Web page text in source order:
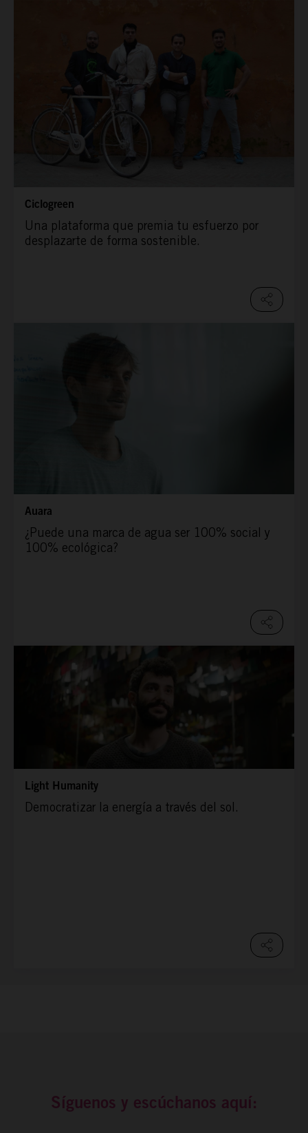
Ciclogreen
Una plataforma que premia tu esfuerzo por
desplazarte de forma sostenible.
Auara
¿Puede una marca de agua ser 100% social y
100% ecológica?
Light Humanity
Democratizar la energía a través del sol.
Síguenos y escúchanos aquí: